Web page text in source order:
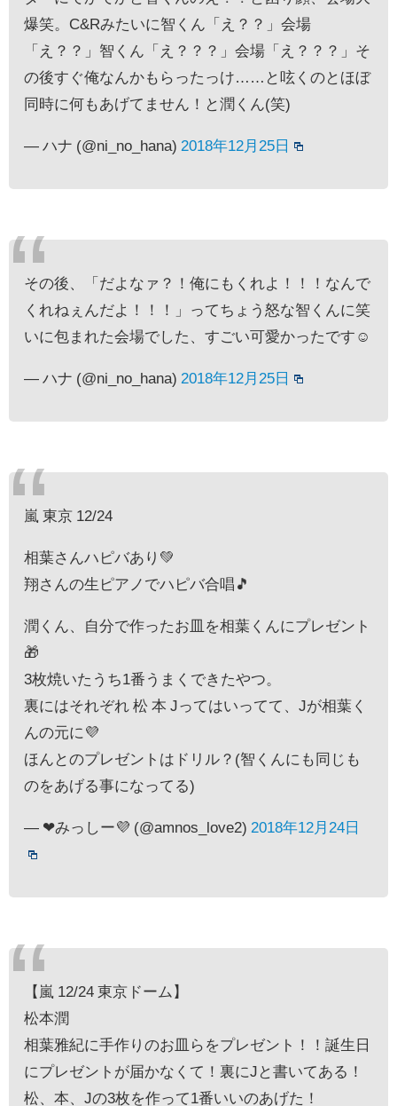
爆笑。C&Rみたいに智くん「え？？」会場
「え？？」智くん「え？？？」会場「え？？？」そ
の後すぐ俺なんかもらったっけ……と呟くのとほぼ
同時に何もあげてません！と潤くん(笑)
— ハナ (@ni_no_hana) 2018年12月25日
その後、「だよなァ？！俺にもくれよ！！！なんで
くれねぇんだよ！！！」ってちょう怒な智くんに笑
いに包まれた会場でした、すごい可愛かったです☺️
— ハナ (@ni_no_hana) 2018年12月25日
嵐 東京 12/24
相葉さんハピバあり💚
翔さんの生ピアノでハピバ合唱🎵
潤くん、自分で作ったお皿を相葉くんにプレゼント
🎁
3枚焼いたうち1番うまくできたやつ。
裏にはそれぞれ 松 本 Jってはいってて、Jが相葉く
んの元に💜
ほんとのプレゼントはドリル？(智くんにも同じも
のをあげる事になってる)
— ❤みっしー💜 (@amnos_love2) 2018年12月24日
【嵐 12/24 東京ドーム】
松本潤
相葉雅紀に手作りのお皿らをプレゼント！！誕生日
にプレゼントが届かなくて！裏にJと書いてある！
松、本、Jの3枚を作って1番いいのあげた！